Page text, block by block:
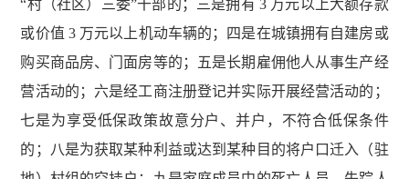
“村（社区）三委”干部的；三是拥有 3 万元以上大额存款
或价值 3 万元以上机动车辆的；四是在城镇拥有自建房或
购买商品房、门面房等的；五是长期雇佣他人从事生产经
营活动的；六是经工商注册登记并实际开展经营活动的；
七是为享受低保政策故意分户、并户，不符合低保条件
的；八是为获取某种利益或达到某种目的将户口迁入（驻